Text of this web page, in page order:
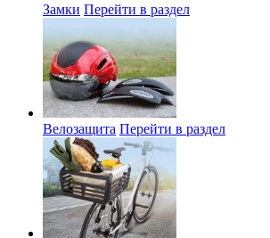
Замки Перейти в раздел
Велозащита Перейти в раздел